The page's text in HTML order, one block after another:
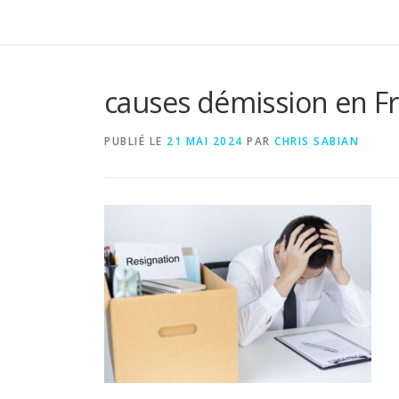
causes démission en
PUBLIÉ LE 21 MAI 2024 PAR CHRIS SABIAN